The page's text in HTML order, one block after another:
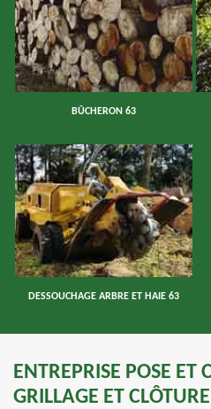
BÛCHERON 63
DESSOUCHAGE ARBRE ET HAIE 63
ENTREPRISE POSE ET
GRILLAGE ET